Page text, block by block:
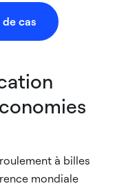
cas
à billes
mondiale